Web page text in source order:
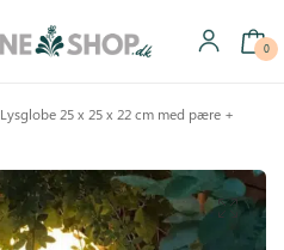
0
Lysglobe 25 x 25 x 22 cm med pære +